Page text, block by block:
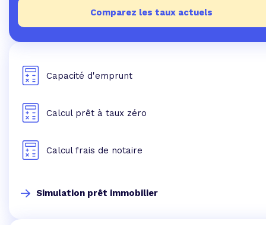
Comparez les taux actuels
Capacité d'emprunt
Calcul prêt à taux zéro
Calcul frais de notaire
Simulation prêt immobilier